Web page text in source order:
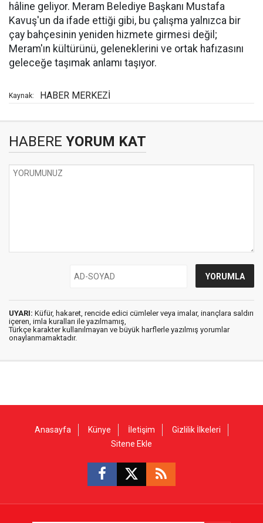
hâline geliyor. Meram Belediye Başkanı Mustafa
Kavuş'un da ifade ettiği gibi, bu çalışma yalnızca bir
çay bahçesinin yeniden hizmete girmesi değil;
Meram'ın kültürünü, geleneklerini ve ortak hafızasını
geleceğe taşımak anlamı taşıyor.
Kaynak: HABER MERKEZİ
HABERE YORUM KAT
UYARI: Küfür, hakaret, rencide edici cümleler veya imalar, inançlara saldırı
içeren, imla kuralları ile yazılmamış,
Türkçe karakter kullanılmayan ve büyük harflerle yazılmış yorumlar
onaylanmamaktadır.
Anasayfa Künye İletişim
Gizlilik İlkeleri
Sitene Ekle